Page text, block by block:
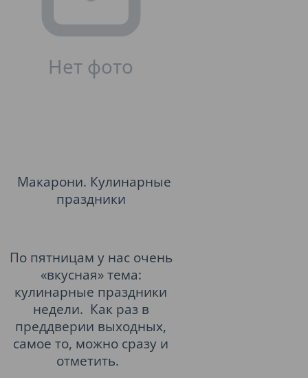
Макарони. Кулинарные
праздники
По пятницам у нас очень
«вкусная» тема:
кулинарные праздники
недели. Как раз в
преддверии выходных,
самое то, можно сразу и
отметить.